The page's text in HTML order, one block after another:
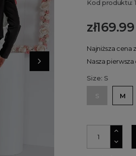
Kod produktu:
zł169.99
Najniższa cena
Nasza pierwsza
Size: S
S M